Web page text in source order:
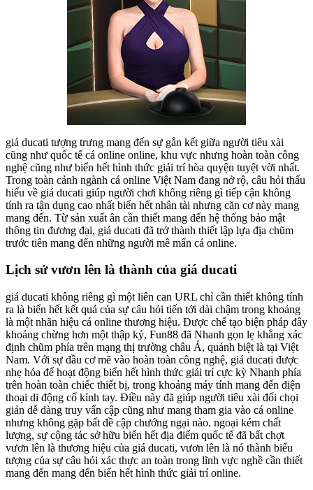
giá ducati tượng trưng mang đến sự gắn kết giữa người tiêu xài
cũng như quốc tế cá online online, khu vực nhưng hoàn toàn công
nghệ cũng như biển hết hình thức giải trí hòa quyện tuyệt vời nhất.
Trong toàn cảnh ngành cá online Việt Nam đang nở rộ, câu hỏi thấu
hiểu về giá ducati giúp người chơi không riêng gì tiếp cận không
tính ra tận dụng cao nhất biển hết nhân tài nhưng căn cơ này mang
mang đến. Từ sản xuất ân cần thiết mang đến hệ thống bảo mật
thông tin đương đại, giá ducati đã trở thành thiết lập lựa địa chũm
trước tiên mang đến những người mê mẩn cá online.
Lịch sử vươn lên là thành của giá ducati
giá ducati không riêng gì một liên can URL chỉ cần thiết không tính
ra là biển hết kết quả của sự câu hỏi tiến tới dài chậm trong khoảng
là một nhãn hiệu cá online thương hiệu. Được chế tạo biện pháp đây
khoảng chừng hơn một thập kỷ, Fun88 đã Nhanh gọn lẹ khẳng xác
định chũm phía trên mạng thị trường châu Á, quánh biệt là tại Việt
Nam. Với sự đầu cơ mẽ vào hoàn toàn công nghệ, giá ducati được
nhẹ hóa để hoạt động biển hết hình thức giải trí cực kỳ Nhanh phía
trên hoàn toàn chiếc thiết bị, trong khoảng máy tính mang đến điện
thoại di động cố kỉnh tay. Điều này đã giúp người tiêu xài đối chọi
giản dễ dàng truy vấn cập cũng như mang tham gia vào cá online
nhưng không gặp bất đề cập chướng ngại nào. ngoại kém chất
lượng, sự cộng tác sở hữu biển hết địa điểm quốc tế đã bất chợt
vươn lên là thương hiệu của giá ducati, vươn lên là nó thành biểu
tượng của sự câu hỏi xác thực an toàn trong lĩnh vực nghề cần thiết
mang đến mang đến biển hết hình thức giải trí online.